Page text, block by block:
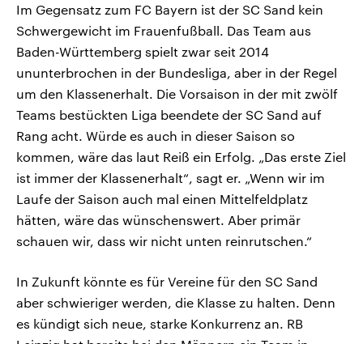
Im Gegensatz zum FC Bayern ist der SC Sand kein
Schwergewicht im Frauenfußball. Das Team aus
Baden-Württemberg spielt zwar seit 2014
ununterbrochen in der Bundesliga, aber in der Regel
um den Klassenerhalt. Die Vorsaison in der mit zwölf
Teams bestückten Liga beendete der SC Sand auf
Rang acht. Würde es auch in dieser Saison so
kommen, wäre das laut Reiß ein Erfolg. „Das erste Ziel
ist immer der Klassenerhalt“, sagt er. „Wenn wir im
Laufe der Saison auch mal einen Mittelfeldplatz
hätten, wäre das wünschenswert. Aber primär
schauen wir, dass wir nicht unten reinrutschen.“
In Zukunft könnte es für Vereine für den SC Sand
aber schwieriger werden, die Klasse zu halten. Denn
es kündigt sich neue, starke Konkurrenz an. RB